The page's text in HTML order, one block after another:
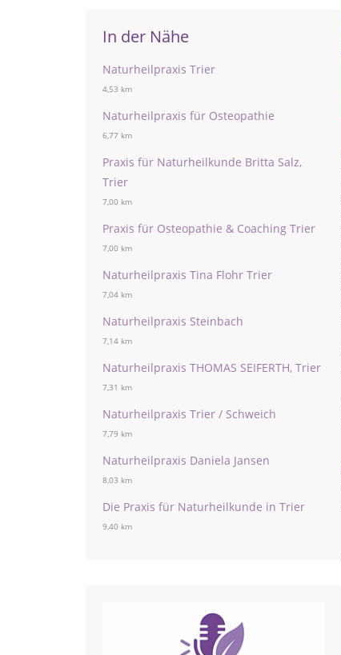
In der Nähe
Naturheilpraxis Trier
4,53 km
Naturheilpraxis für Osteopathie
6,77 km
Praxis für Naturheilkunde Britta Salz,
Trier
7,00 km
Praxis für Osteopathie & Coaching Trier
7,00 km
Naturheilpraxis Tina Flohr Trier
7,04 km
Naturheilpraxis Steinbach
7,14 km
Naturheilpraxis THOMAS SEIFERTH, Trier
7,31 km
Naturheilpraxis Trier / Schweich
7,79 km
Naturheilpraxis Daniela Jansen
8,03 km
Die Praxis für Naturheilkunde in Trier
9,40 km